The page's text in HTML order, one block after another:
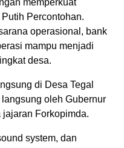
Percontohan.
operasional, bank
mampu menjadi
desa.
di Desa Tegal
oleh Gubernur
jajaran Forkopimda.
system, dan